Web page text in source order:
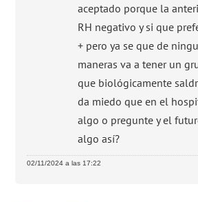
aceptado porque la
RH negativo y si que
+ pero ya se que de
maneras va a tener un
que biológicamente
da miedo que en el
algo o pregunte y el
algo así?
02/11/2024 a las 17:22